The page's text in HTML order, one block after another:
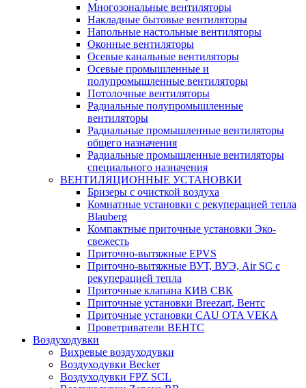
Многозональные вентиляторы
Накладные бытовые вентиляторы
Напольные настольные вентиляторы
Оконные вентиляторы
Осевые канальные вентиляторы
Осевые промышленные и
полупромышленные вентиляторы
Потолочные вентиляторы
Радиальные полупромышленные
вентиляторы
Радиальные промышленные вентиляторы
общего назначения
Радиальные промышленные вентиляторы
специального назначения
ВЕНТИЛЯЦИОННЫЕ УСТАНОВКИ
Бризеры с очисткой воздуха
Комнатные установки с рекуперацией тепла
Blauberg
Компактные приточные установки Эко-
свежесть
Приточно-вытяжные EPVS
Приточно-вытяжные ВУТ, ВУЭ, Air SC с
рекуперацией тепла
Приточные клапана КИВ СВК
Приточные установки Breezart, Вентс
Приточные установки CAU OTA VEKA
Проветриватели ВЕНТС
Воздуходувки
Вихревые воздуходувки
Воздуходувки Becker
Воздуходувки FPZ SCL